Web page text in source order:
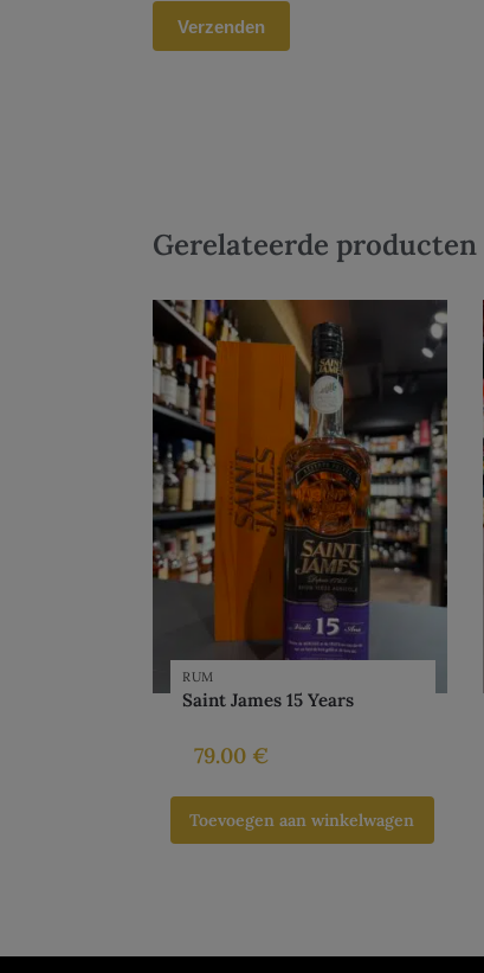
Gerelateerde producten
RUM
Saint James 15 Years
79.00 €
Toevoegen aan winkelwagen